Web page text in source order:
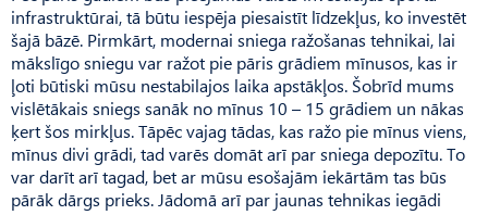
infra­struktūrai, tā būtu iespēja piesaistīt līdzekļus, ko investēt
šajā bāzē. Pirmkārt, modernai sniega ražošanas tehnikai, lai
mākslīgo sniegu var ražot pie pāris grādiem mīnusos, kas ir
ļoti būtiski mūsu nestabilajos laika apstākļos. Šobrīd mums
vislētākais sniegs sanāk no mīnus 10 – 15 grādiem un nākas
ķert šos mirkļus. Tāpēc vajag tādas, kas ražo pie mīnus viens,
mīnus divi grādi, tad varēs domāt arī par sniega depozītu. To
var darīt arī tagad, bet ar mūsu esošajām iekārtām tas būs
pārāk dārgs prieks. Jādomā arī par jaunas tehnikas iegādi